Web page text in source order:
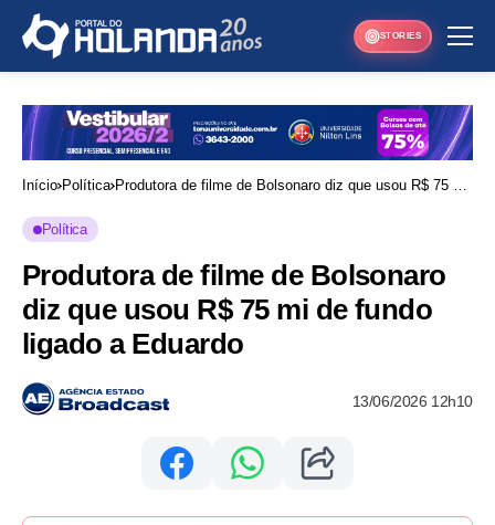
STORIES
Início Política Produtora de filme de Bolsonaro diz que usou R$ 75 mi
Política
Produtora de filme de Bolsonaro
diz que usou R$ 75 mi de fundo
ligado a Eduardo
13/06/2026 12h10